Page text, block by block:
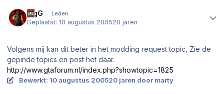
bigG Leden
Geplaatst:10 augustus 200520 jaren
Volgens mij kan dit beter in het modding request topic, Zie de
gepinde topics en post het daar.
http://www.gtaforum.nl/index.php?showtopic=1825
Bewerkt: 10 augustus 200520 jaren door marty